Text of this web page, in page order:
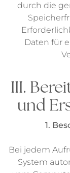
durch die
Daten für
III.
und
1.
Bei jedem
System